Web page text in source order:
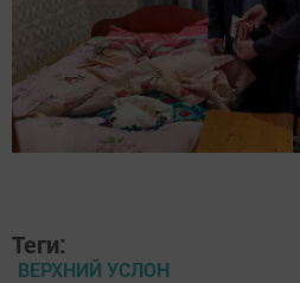
Теги:
ВЕРХНИЙ УСЛОН